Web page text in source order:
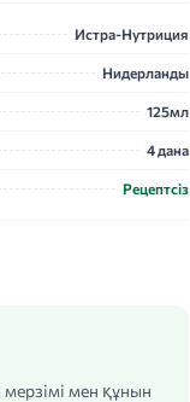
Истра-Нутриция
Нидерланды
125мл
4 дана
Рецептсіз
мен құнын